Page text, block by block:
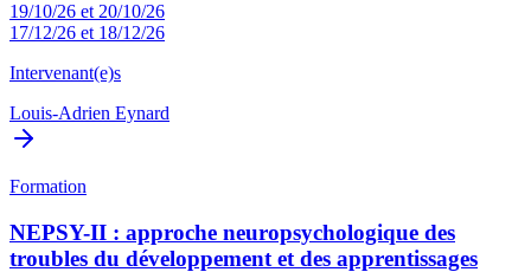
19/10/26 et 20/10/26
17/12/26 et 18/12/26
Intervenant(e)s
Louis-Adrien Eynard
Formation
NEPSY-II : approche neuropsychologique des
troubles du développement et des apprentissages